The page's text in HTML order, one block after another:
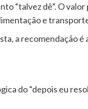
“talvez dê”. O
e
a recomendação
do “depois eu